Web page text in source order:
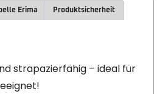
Erima Produktsicherheit
strapazierfähig – ideal für